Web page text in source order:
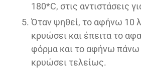
180*C, στις αντιστάσεις
Όταν ψηθεί, το αφήνω 10
κρυώσει και έπειτα το
φόρμα και το αφήνω πάνω
κρυώσει τελείως.